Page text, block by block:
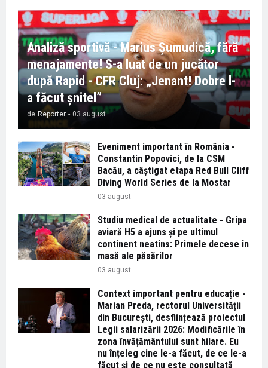
Analiză sportivă - Marius Șumudică, fără
menajamente! S-a luat de un jucător
după Rapid - CFR Cluj: „Jenant! Dobre l-
a făcut șnitel”
de Reporter - 03 august
Eveniment important în România -
Constantin Popovici, de la CSM
Bacău, a câștigat etapa Red Bull Cliff
Diving World Series de la Mostar
03 august
Studiu medical de actualitate - Gripa
aviară H5 a ajuns și pe ultimul
continent neatins: Primele decese în
masă ale păsărilor
03 august
Context important pentru educație -
Marian Preda, rectorul Universității
din București, desființează proiectul
Legii salarizării 2026: Modificările în
zona învățământului sunt hilare. Eu
nu înțeleg cine le-a făcut, de ce le-a
făcut și de ce nu este consultată